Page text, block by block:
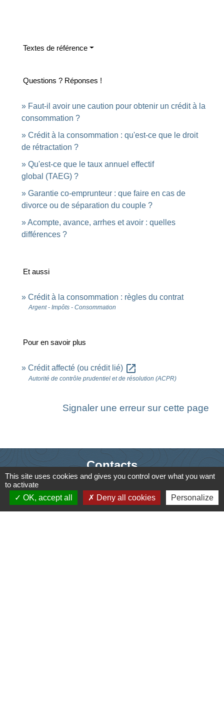
Textes de référence
Questions ? Réponses !
Faut-il avoir une caution pour obtenir un crédit à la
consommation ?
Crédit à la consommation : qu'est-ce que le droit
de rétractation ?
Qu'est-ce que le taux annuel effectif
global (TAEG) ?
Garantie co-emprunteur : que faire en cas de
divorce ou de séparation du couple ?
Acompte, avance, arrhes et avoir : quelles
différences ?
Et aussi
Crédit à la consommation : règles du contrat
Argent - Impôts - Consommation
Pour en savoir plus
Crédit affecté (ou crédit lié) open_in_new
Autorité de contrôle prudentiel et de résolution (ACPR)
Signaler une erreur sur cette page
Contacts
Commune de Saint-Ouen-d'Aunis
61 rue Marie Louise Cardin
17230 Saint-Ouen-d'Aunis - FRANCE
This site uses cookies and gives you control over what you want
to activate
OK, accept all
Deny all cookies Personalize